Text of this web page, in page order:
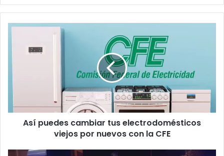
Así
cambiar
electrodomésticos
por
con
Así puedes cambiar tus electrodomésticos
viejos por nuevos con la CFE